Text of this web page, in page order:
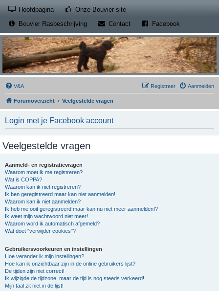
Hoofdpagina Onze Bouvier-site(Opens a new tab)
Bouvier Rasbeschrijving
Contact(Opens a new tab)
Facebook
V&A Aanmelden
Registreer
Forumoverzicht Veelgestelde vragen
Login met je Facebook account
Veelgestelde vragen
Aanmeld- en registratievragen
Waarom moet ik me registreren?
Wat is COPPA?
Waarom kan ik niet registreren?
Ik ben geregistreerd maar kan niet aanmelden!
Waarom kan ik niet aanmelden?
Ik heb me ooit geregistreerd maar kan nu niet meer aanmelden!?
Ik weet mijn wachtwoord niet meer!
Waarom word ik automatisch afgemeld?
Wat doet "verwijder cookies"?
Gebruikersvoorkeuren en instellingen
Hoe verander ik mijn instellingen?
Hoe kan ik onzichtbaar zijn in de online gebruikers lijst?
De tijden zijn niet correct!
Ik wijzigde de tijdzone, maar de tijd is nog steeds verkeerd!
Mijn taal zit niet in de lijst!